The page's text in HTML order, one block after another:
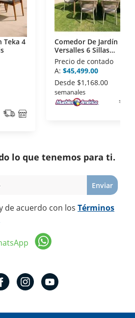
Teka 4
Comedor De Jardín
Versalles 6 Sillas
Contemporaneo Café
Precio de contado
A: $45,499.00
Desde $1,168.00
semanales
lo que tenemos para ti.
Enviar
de acuerdo con los Términos